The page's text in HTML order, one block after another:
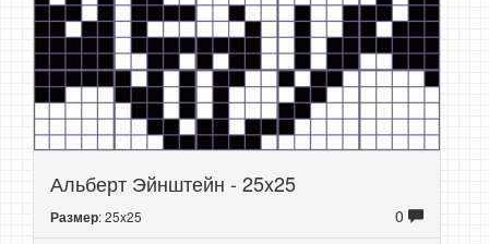
Альберт Эйнштейн - 25x25
Размер: 25x25
0